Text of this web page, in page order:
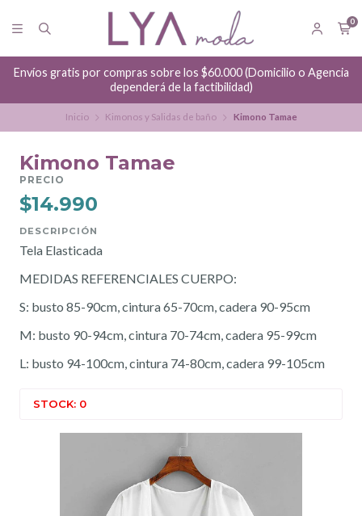
0
Envíos gratis por compras sobre los $60.000 (Domicilio o Agencia
dependerá de la factibilidad)
Inicio Kimonos y Salidas de baño Kimono Tamae
Kimono Tamae
PRECIO
$14.990
DESCRIPCIÓN
Tela Elasticada
MEDIDAS REFERENCIALES CUERPO:
S: busto 85-90cm, cintura 65-70cm, cadera 90-95cm
M: busto 90-94cm, cintura 70-74cm, cadera 95-99cm
L: busto 94-100cm, cintura 74-80cm, cadera 99-105cm
STOCK: 0